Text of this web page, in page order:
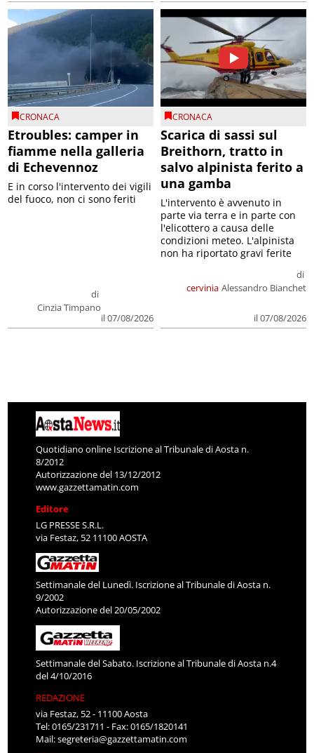
CRONACA
Etroubles: camper in
fiamme nella galleria
di Echevennoz
di
Cinzia Timpano
il 07/08/2026
E in corso l'intervento dei vigili
del fuoco, non ci sono feriti
CRONACA
Scarica di sassi sul
Breithorn, tratto in
salvo alpinista ferito a
una gamba
cervinia
di
Alessandro Bianchet
il 07/08/2026
L'intervento è avvenuto in
parte via terra e in parte con
l'elicottero a causa delle
condizioni meteo. L'alpinista
non ha riportato gravi ferite
Quotidiano online Iscrizione al Tribunale di Aosta n.
8/2012
Autorizzazione del 13/12/2012
www.gazzettamatin.com
Editore
LG PRESSE S.R.L.
via Festaz, 52 11100 AOSTA
Settimanale del Lunedì. Iscrizione al Tribunale di Aosta n.
9/2002
Autorizzazione del 20/05/2002
Settimanale del Sabato. Iscrizione al Tribunale di Aosta n.4
del 4/10/2016
REDAZIONE
via Festaz, 52 - 11100 Aosta
Tel: 0165/231711 - Fax: 0165/1820141
Mail:segreteria@gazzettamatin.com